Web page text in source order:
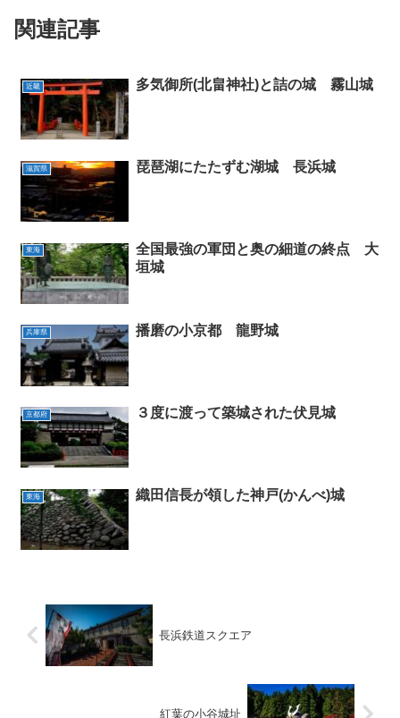
関連記事
近畿 多気御所(北畠神社)と詰の城 霧山城
滋賀県 琵琶湖にたたずむ湖城 長浜城
東海
全国最強の軍団と奥の細道の終点 大
垣城
兵庫県 播磨の小京都 龍野城
京都府 ３度に渡って築城された伏見城
東海 織田信長が領した神戸(かんべ)城
長浜鉄道スクエア
紅葉の小谷城址